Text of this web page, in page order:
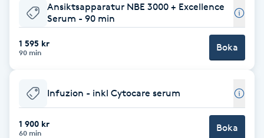
Brynfärgning
Brynplockning
Bröllopsuppsättning
Ansiktsapparatur NBE 3000 + Excellence
Serum - 90 min
1 595 kr
90 min Boka
Infuzion - inkl Cytocare serum
1 900 kr
60 min Boka